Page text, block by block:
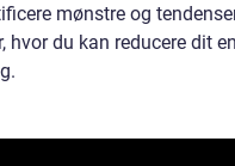
mønstre og
hvor du kan reducere dit